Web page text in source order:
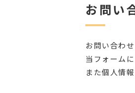
お問い
お問い合わ
当フォーム
また個人情